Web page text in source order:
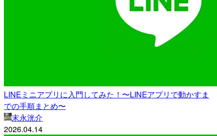
LINEミニアプリに入門してみた！〜LINEアプリで動かすま
での手順まとめ〜
末永洸介
2026.04.14